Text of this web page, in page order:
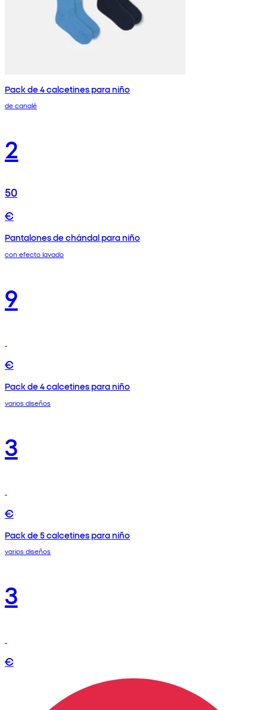
Pack de 4 calcetines para niño
de canalé
2
50
€
Pantalones de chándal para niño
con efecto lavado
9
€
Pack de 4 calcetines para niño
varios diseños
3
€
Pack de 5 calcetines para niño
varios diseños
3
€